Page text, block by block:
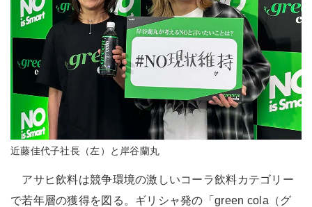
近藤佳代子社長（左）と岸谷蘭丸
アサヒ飲料は競争環境の激しいコーラ飲料カテゴリー
で若年層の獲得を図る。ギリシャ発の「green cola（グ